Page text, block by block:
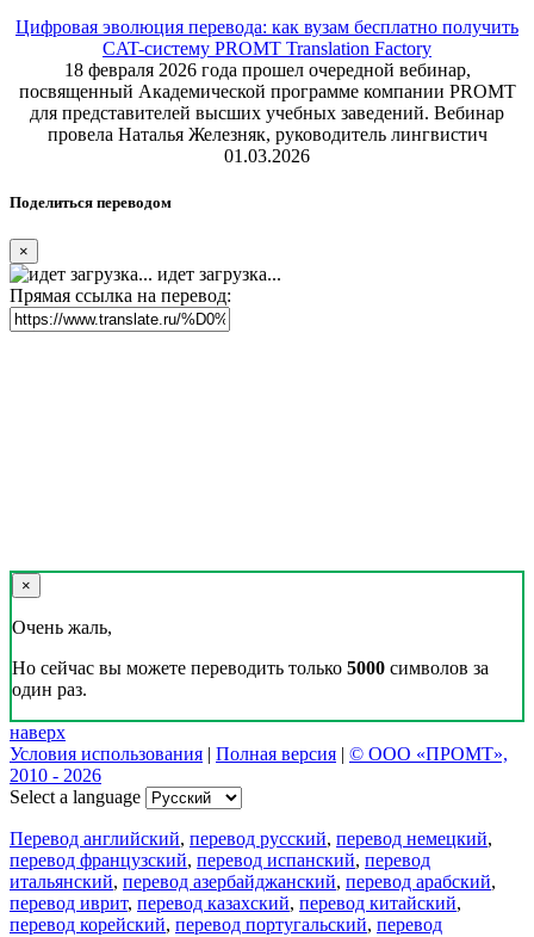
Цифровая эволюция перевода: как вузам бесплатно получить
CAT-систему PROMT Translation Factory
18 февраля 2026 года прошел очередной вебинар,
посвященный Академической программе компании PROMT
для представителей высших учебных заведений. Вебинар
провела Наталья Железняк, руководитель лингвистич
01.03.2026
Поделиться переводом
×
идет загрузка...
Прямая ссылка на перевод:
×
Очень жаль,
Но сейчас вы можете переводить только 5000 символов за
один раз.
наверх
Условия использования | Полная версия | © ООО «ПРОМТ»,
2010 - 2026
Select a language
Перевод английский, перевод русский, перевод немецкий,
перевод французский, перевод испанский, перевод
итальянский, перевод азербайджанский, перевод арабский,
перевод иврит, перевод казахский, перевод китайский,
перевод корейский, перевод португальский, перевод